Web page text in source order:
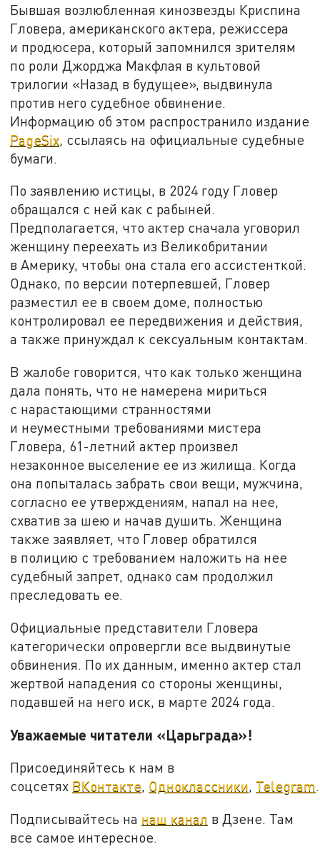
Бывшая возлюбленная кинозвезды Криcпина
Гловера, американского актера, режиссера
и продюсера, который запомнился зрителям
по роли Джорджа Макфлая в культовой
трилогии «Назад в будущее», выдвинула
против него судебное обвинение.
Информацию об этом распространило издание
PageSix, ссылаясь на официальные судебные
бумаги.
По заявлению истицы, в 2024 году Гловер
обращался с ней как с рабыней.
Предполагается, что актер сначала уговорил
женщину переехать из Великобритании
в Америку, чтобы она стала его ассистенткой.
Однако, по версии потерпевшей, Гловер
разместил ее в своем доме, полностью
контролировал ее передвижения и действия,
а также принуждал к сексуальным контактам.
В жалобе говорится, что как только женщина
дала понять, что не намерена мириться
с нарастающими странностями
и неуместными требованиями мистера
Гловера, 61-летний актер произвел
незаконное выселение ее из жилища. Когда
она попыталась забрать свои вещи, мужчина,
согласно ее утверждениям, напал на нее,
схватив за шею и начав душить. Женщина
также заявляет, что Гловер обратился
в полицию с требованием наложить на нее
судебный запрет, однако сам продолжил
преследовать ее.
Официальные представители Гловера
категорически опровергли все выдвинутые
обвинения. По их данным, именно актер стал
жертвой нападения со стороны женщины,
подавшей на него иск, в марте 2024 года.
Уважаемые читатели «Царьграда»!
Присоединяйтесь к нам в
соцсетях ВКонтакте, Одноклассники, Telegram.
Подписывайтесь на наш канал в Дзене. Там
все самое интересное.